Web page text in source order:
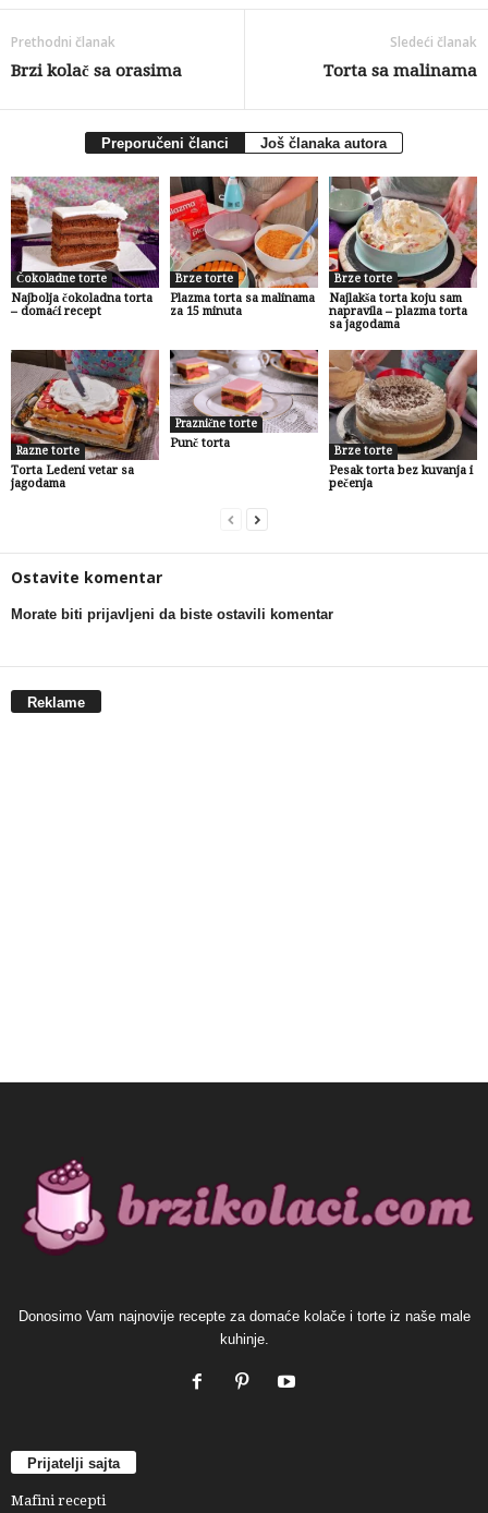
Prethodni članak
Brzi kolač sa orasima
Sledeći članak
Torta sa malinama
Preporučeni članci Još članaka autora
Čokoladne torte
Najbolja čokoladna torta
– domaći recept
Brze torte
Plazma torta sa malinama
za 15 minuta
Brze torte
Najlakša torta koju sam
napravila – plazma torta
sa jagodama
Razne torte
Torta Ledeni vetar sa
jagodama
Praznične torte
Punč torta
Brze torte
Pesak torta bez kuvanja i
pečenja
Ostavite komentar
Morate biti prijavljeni da biste ostavili komentar
Reklame
Donosimo Vam najnovije recepte za domaće kolače i torte iz naše male
kuhinje.
Prijatelji sajta
Mafini recepti